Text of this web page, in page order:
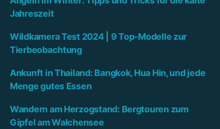
Jahreszeit
Wildkamera Test 2024 | 9 Top-Modelle zur
Tierbeobachtung
Ankunft in Thailand: Bangkok, Hua Hin, und jede
Menge gutes Essen
Wandern am Herzogstand: Bergtouren zum
Gipfel am Walchensee